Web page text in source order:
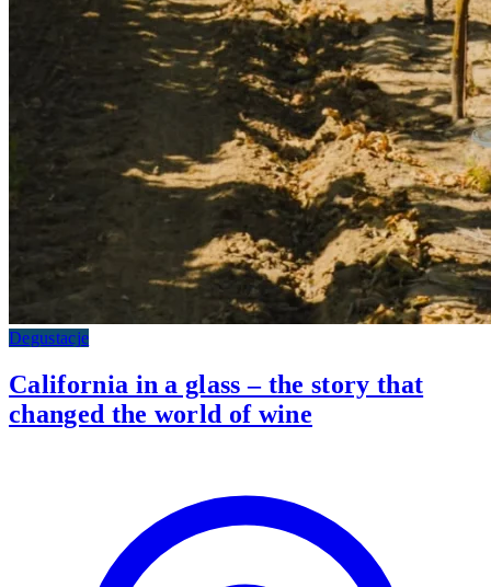
Degustacje
California in a glass – the story that
changed the world of wine